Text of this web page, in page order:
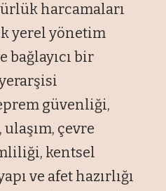
harcamaları
yerel yönetim
bağlayıcı bir
güvenliği,
çevre
kentsel
ve afet hazırlığı